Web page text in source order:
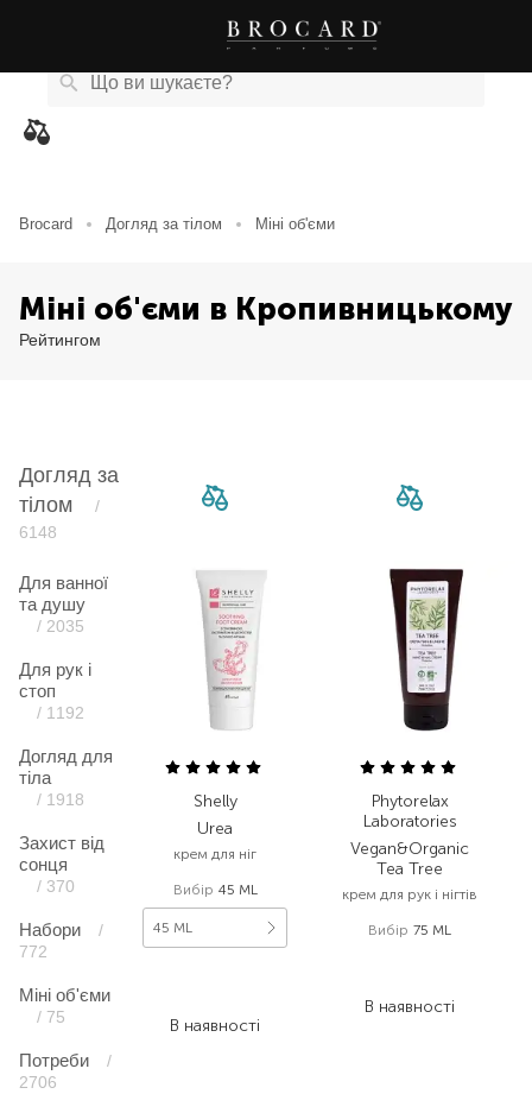
Brocard Догляд за тілом Міні об'єми
Міні об'єми в Кропивницькому
Рейтингом
Догляд за
тілом
/
6148
Для ванної
та душу
/ 2035
Для рук і
стоп
/ 1192
Догляд для
тіла
/ 1918
Захист від
сонця
/ 370
Набори
/
772
Міні об'єми
/ 75
Потреби
/
2706
Shelly
Urea
крем для ніг
Вибір 45 ML
45 ML
В наявності
Phytorelax
Laboratories
Vegan&Organic
Tea Tree
крем для рук і нігтів
Вибір 75 ML
В наявності